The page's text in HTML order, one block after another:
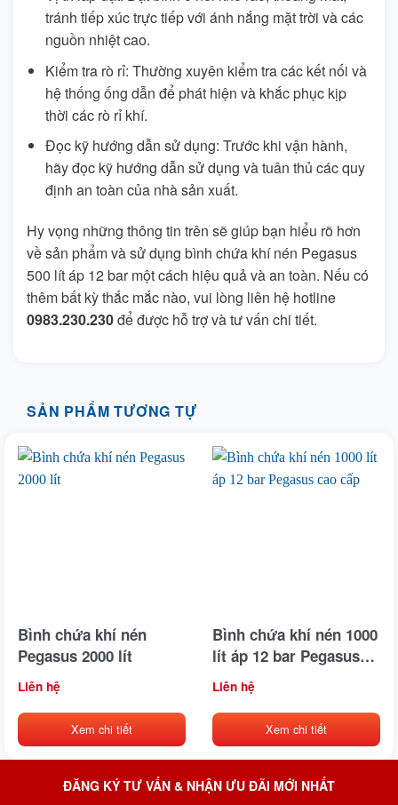
tránh tiếp xúc trực tiếp với ánh nắng mặt trời và các
nguồn nhiệt cao.
Kiểm tra rò rỉ: Thường xuyên kiểm tra các kết nối và
hệ thống ống dẫn để phát hiện và khắc phục kịp
thời các rò rỉ khí.
Đọc kỹ hướng dẫn sử dụng: Trước khi vận hành,
hãy đọc kỹ hướng dẫn sử dụng và tuân thủ các quy
định an toàn của nhà sản xuất.
Hy vọng những thông tin trên sẽ giúp bạn hiểu rõ hơn
về sản phẩm và sử dụng bình chứa khí nén Pegasus
500 lít áp 12 bar một cách hiệu quả và an toàn. Nếu có
thêm bất kỳ thắc mắc nào, vui lòng liên hệ hotline
0983.230.230để được hỗ trợ và tư vấn chi tiết.
SẢN PHẨM TƯƠNG TỰ
Bình chứa khí nén
Pegasus 2000 lít
Liên hệ
Xem chi tiết
Bình chứa khí nén 1000
lít áp 12 bar Pegasus
cao cấp
Liên hệ
Xem chi tiết
ĐĂNG KÝ TƯ VẤN & NHẬN ƯU ĐÃI MỚI NHẤT